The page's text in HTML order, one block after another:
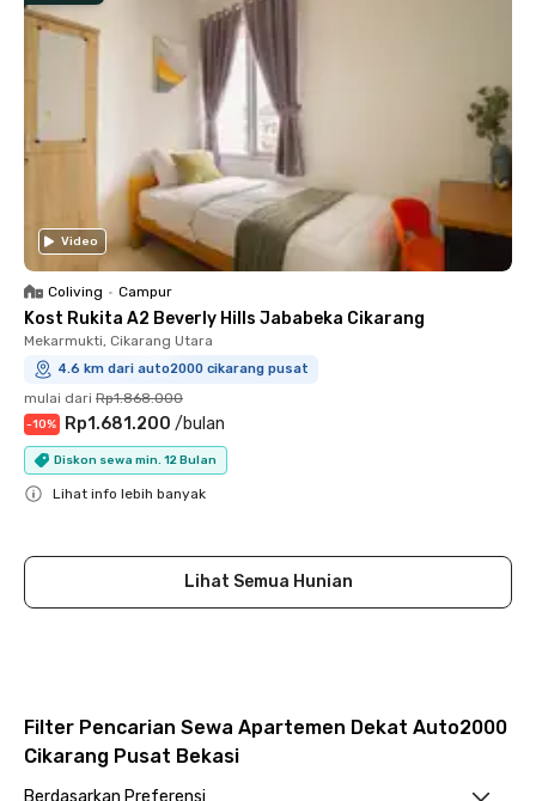
Video
Coliving • Campur
Kost Rukita A2 Beverly Hills Jababeka Cikarang
Mekarmukti, Cikarang Utara
4.6 km dari auto2000 cikarang pusat
mulai dari Rp1.868.000
-10% Rp1.681.200 /bulan
Diskon sewa min. 12 Bulan
Lihat info lebih banyak
Lihat Semua Hunian
Filter Pencarian Sewa Apartemen Dekat Auto2000
Cikarang Pusat Bekasi
Berdasarkan Preferensi